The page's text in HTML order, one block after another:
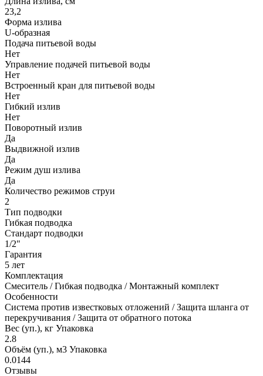
23,2
Форма излива
U-образная
Подача питьевой воды
Нет
Управление подачей питьевой воды
Нет
Встроенный кран для питьевой воды
Нет
Гибкий излив
Нет
Поворотный излив
Да
Выдвижной излив
Да
Режим душ излива
Да
Количество режимов струи
2
Тип подводки
Гибкая подводка
Стандарт подводки
1/2"
Гарантия
5 лет
Комплектация
Смеситель / Гибкая подводка / Монтажный комплект
Особенности
Система против известковых отложений / Защита шланга от
перекручивания / Защита от обратного потока
Вес (уп.), кг Упаковка
2.8
Объём (уп.), м3 Упаковка
0.0144
Отзывы